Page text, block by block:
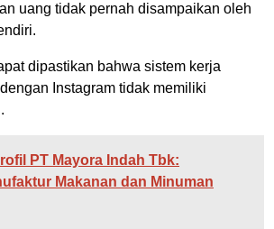
uang tidak pernah disampaikan oleh
dipastikan bahwa sistem kerja
Instagram tidak memiliki
PT Mayora Indah Tbk:
Makanan dan Minuman